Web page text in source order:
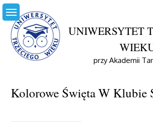
Skip
to
content
UNIWERSYTET
przy Akademii
Kolorowe Święta
Kolorowe Święta W Klubie